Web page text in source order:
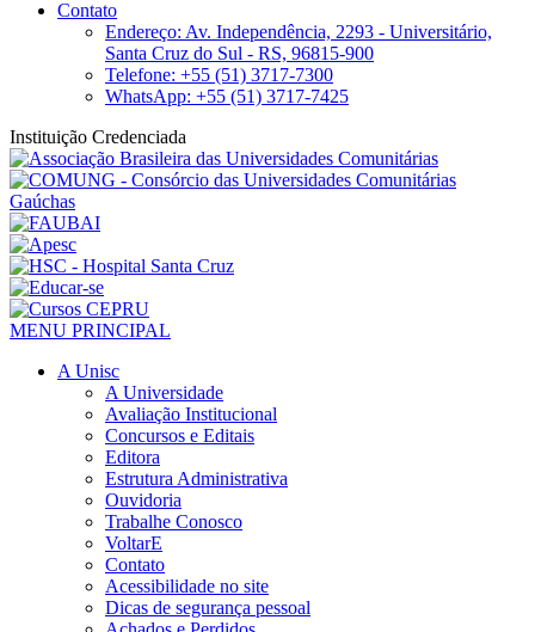
Contato
Endereço: Av. Independência, 2293 - Universitário,
Santa Cruz do Sul - RS, 96815-900
Telefone: +55 (51) 3717-7300
WhatsApp: +55 (51) 3717-7425
Instituição Credenciada
MENU PRINCIPAL
A Unisc
A Universidade
Avaliação Institucional
Concursos e Editais
Editora
Estrutura Administrativa
Ouvidoria
Trabalhe Conosco
VoltarE
Contato
Acessibilidade no site
Dicas de segurança pessoal